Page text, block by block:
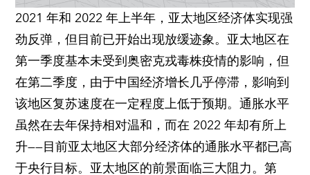
2021 年和 2022 年上半年，亚太地区经济体实现强
劲反弹，但目前已开始出现放缓迹象。亚太地区在
第一季度基本未受到奥密克戎毒株疫情的影响，但
在第二季度，由于中国经济增长几乎停滞，影响到
该地区复苏速度在一定程度上低于预期。通胀水平
虽然在去年保持相对温和，而在 2022 年却有所上
升——目前亚太地区大部分经济体的通胀水平都已高
于央行目标。亚太地区的前景面临三大阻力。第